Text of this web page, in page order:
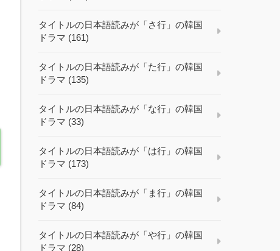
タイトルの日本語読みが「さ行」の韓国
ドラマ (161)
タイトルの日本語読みが「た行」の韓国
ドラマ (135)
タイトルの日本語読みが「な行」の韓国
ドラマ (33)
タイトルの日本語読みが「は行」の韓国
ドラマ (173)
タイトルの日本語読みが「ま行」の韓国
ドラマ (84)
タイトルの日本語読みが「や行」の韓国
ドラマ (28)